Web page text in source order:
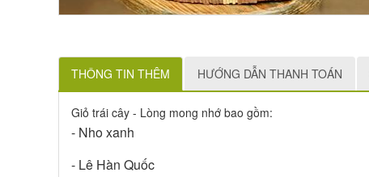
THÔNG TIN THÊM HƯỚNG DẪN THANH TOÁN
Giỏ trái cây - Lòng mong nhớ bao gồm:
- Nho xanh
- Lê Hàn Quốc